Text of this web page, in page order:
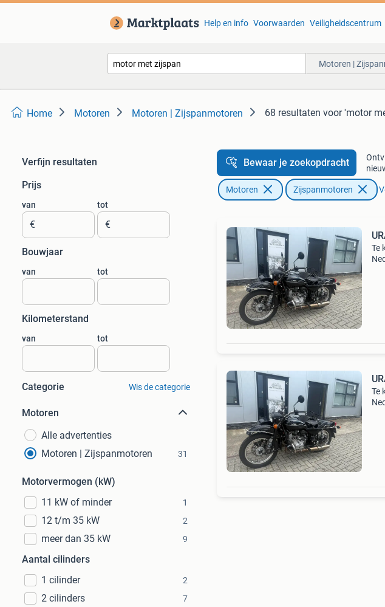
Help en info Voorwaarden Veiligheidscentrum
Motoren |
Home Motoren Motoren | Zijspanmotoren 68 resultaten voor 'motor
Verfijn resultaten
Prijs
van
€
tot
€
Bouwjaar
van tot
Kilometerstand
van tot
Categorie Wis de categorie
Motoren
Alle advertenties
Motoren | Zijspanmotoren
31
Motorvermogen (kW)
11 kW of minder
1
12 t/m 35 kW 2
meer dan 35 kW 9
Aantal cilinders
1 cilinder
2
2 cilinders 7
Bewaar je zoekopdracht
Motoren Zijspanmotoren
Te
Te